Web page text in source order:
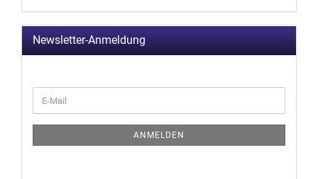
Newsletter-Anmeldung
ANMELDEN